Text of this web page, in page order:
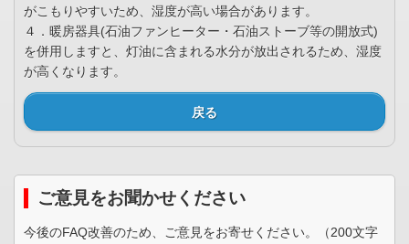
がこもりやすいため、湿度が高い場合があります。
４．暖房器具(石油ファンヒーター・石油ストーブ等の開放式)
を併用しますと、灯油に含まれる水分が放出されるため、湿度
が高くなります。
戻る
ご意見をお聞かせください
今後のFAQ改善のため、ご意見をお寄せください。（200文字